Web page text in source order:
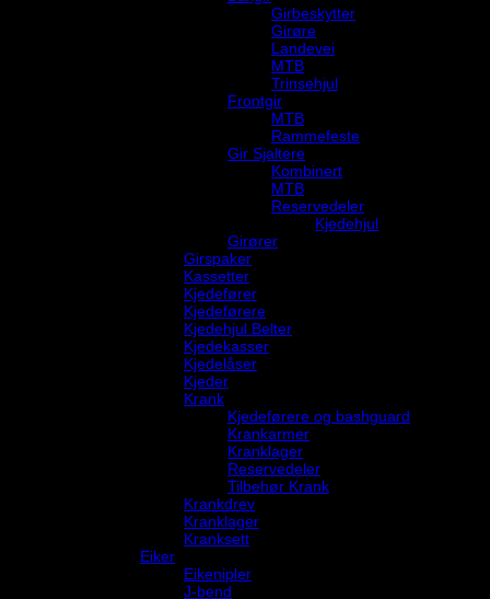
Girbeskytter
Girøre
Landevei
MTB
Trinsehjul
Frontgir
MTB
Rammefeste
Gir Sjaltere
Kombinert
MTB
Reservedeler
Kjedehjul
Girører
Girspaker
Kassetter
Kjedefører
Kjedeførere
Kjedehjul Belter
Kjedekasser
Kjedelåser
Kjeder
Krank
Kjedeførere og bashguard
Krankarmer
Kranklager
Reservedeler
Tilbehør Krank
Krankdrev
Kranklager
Kranksett
Eiker
Eikenipler
J-bend